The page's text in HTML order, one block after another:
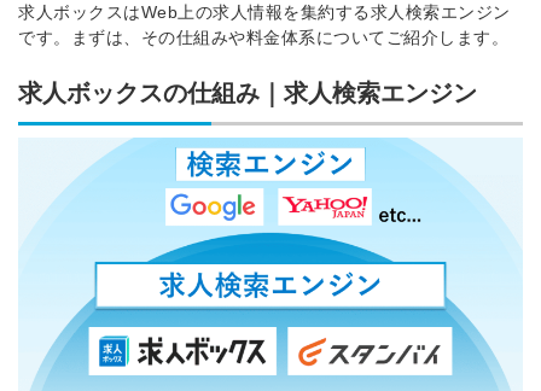
求人ボックスはWeb上の求人情報を集約する求人検索エンジン
です。まずは、その仕組みや料金体系についてご紹介します。
求人ボックスの仕組み｜求人検索エンジン